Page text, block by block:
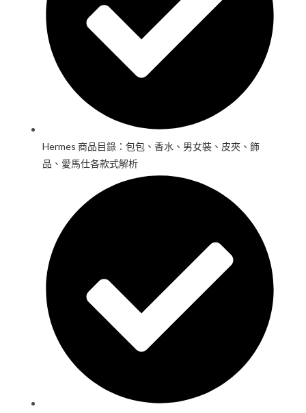
Hermes 商品目錄：包包、香水、男女裝、皮夾、飾
品、愛馬仕各款式解析